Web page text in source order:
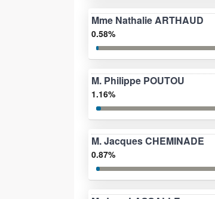
Mme Nathalie ARTHAUD
0.58%
M. Philippe POUTOU
1.16%
M. Jacques CHEMINADE
0.87%